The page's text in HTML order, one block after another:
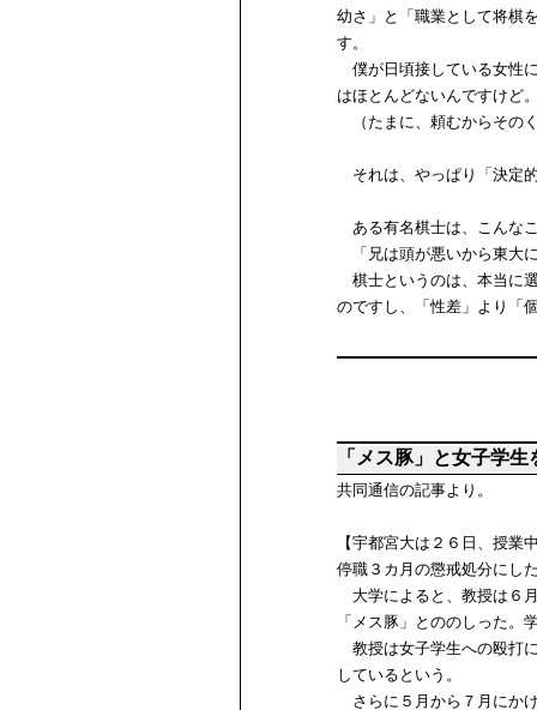
幼さ」と「職業として将棋
す。
僕が日頃接している女性
はほとんどないんですけど
（たまに、頼むからその
それは、やっぱり「決定
ある有名棋士は、こんな
「兄は頭が悪いから東大
棋士というのは、本当に
のですし、「性差」より「
「メス豚」と女子学
共同通信の記事より。
【宇都宮大は２６日、授
停職３カ月の懲戒処分にし
大学によると、教授は６
「メス豚」とののしった。
教授は女子学生への殴打
しているという。
さらに５月から７月にか